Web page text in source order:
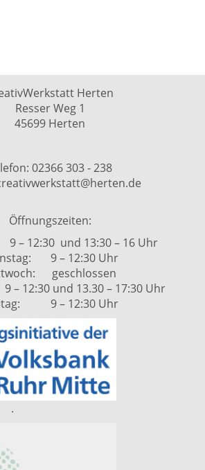
Herten
Resser Weg 1
45699 Herten
02366 303 - 238
Öffnungszeiten:
12:30 und 13:30 – 16 Uhr
9 – 12:30 Uhr
geschlossen
– 12:30 und 13.30 – 17:30 Uhr
9 – 12:30 Uhr
.